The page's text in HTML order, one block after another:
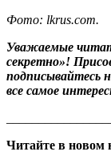
Фото: lkrus.com.
Уважаемые
секретно»!
подписывайтесь
все самое
Читайте в новом